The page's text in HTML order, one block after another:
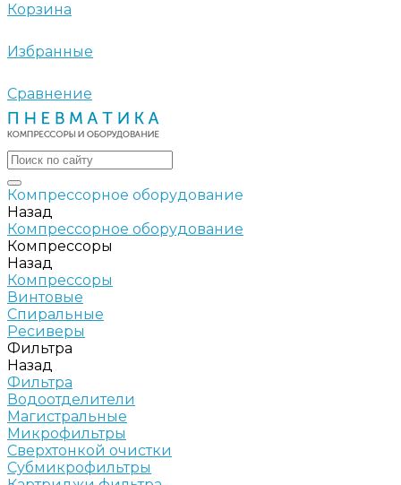
Корзина
Избранные
Сравнение
Компрессорное оборудование
Назад
Компрессорное оборудование
Компрессоры
Назад
Компрессоры
Винтовые
Спиральные
Ресиверы
Фильтра
Назад
Фильтра
Водоотделители
Магистральные
Микрофильтры
Сверхтонкой очистки
Субмикрофильтры